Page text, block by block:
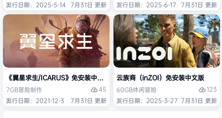
发行日期：2025-5-14 7月31日 更新
发行日期：2025-6-17 7月31日 更新
《翼星求生/ICARUS》免安装中文版
7GB冒险制作
45
发行日期：2021-12-3
7月31日 更新
云族裔（inZOI）免安装中文版
60GB休闲冒险
123
发行日期：2025-3-27 7月31日 更新